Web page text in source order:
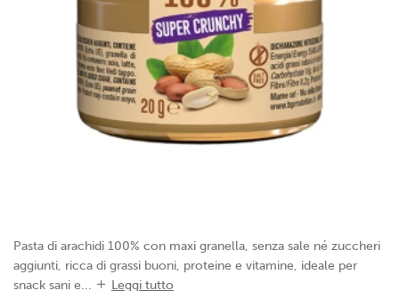
Pasta di arachidi 100% con maxi granella, senza sale né zuccheri
aggiunti, ricca di grassi buoni, proteine e vitamine, ideale per
snack sani e...
Leggi tutto